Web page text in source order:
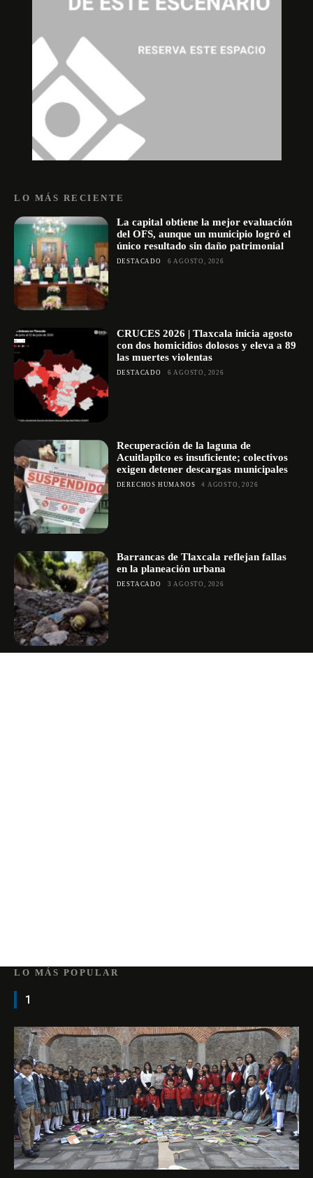
LO MÁS RECIENTE
La capital obtiene la mejor evaluación
del OFS, aunque un municipio logró el
único resultado sin daño patrimonial
DESTACADO 6 AGOSTO, 2026
CRUCES 2026 | Tlaxcala inicia agosto
con dos homicidios dolosos y eleva a 89
las muertes violentas
DESTACADO 6 AGOSTO, 2026
Recuperación de la laguna de
Acuitlapilco es insuficiente; colectivos
exigen detener descargas municipales
DERECHOS HUMANOS 4 AGOSTO, 2026
Barrancas de Tlaxcala reflejan fallas
en la planeación urbana
DESTACADO 3 AGOSTO, 2026
LO MÁS POPULAR
1